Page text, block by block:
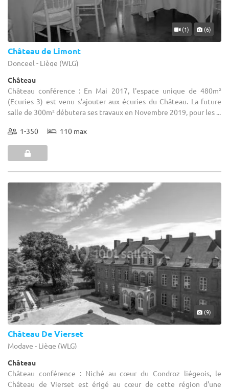
(1) (6)
Château de Limont
Donceel - Liège (WLG)
Château
Château conférence : En Mai 2017, l'espace unique de 480m²
(Ecuries 3) est venu s’ajouter aux écuries du Château. La future
salle de 300m² débutera ses travaux en Novembre 2019, pour les ...
1-350 110 max
(9)
Château De Vierset
Modave - Liège (WLG)
Château
Château conférence : Niché au cœur du Condroz liégeois, le
Château de Vierset est érigé au cœur de cette région d'une